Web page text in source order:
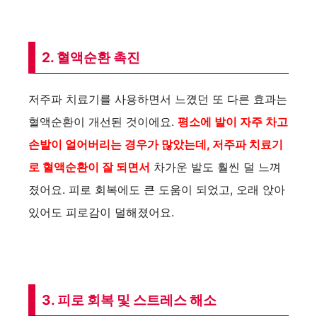
2. 혈액순환 촉진
저주파 치료기를 사용하면서 느꼈던 또 다른 효과는
혈액순환이 개선된 것이에요. 평소에 발이 자주 차고
손발이 얼어버리는 경우가 많았는데, 저주파 치료기
로 혈액순환이 잘 되면서 차가운 발도 훨씬 덜 느껴
졌어요. 피로 회복에도 큰 도움이 되었고, 오래 앉아
있어도 피로감이 덜해졌어요.
3. 피로 회복 및 스트레스 해소